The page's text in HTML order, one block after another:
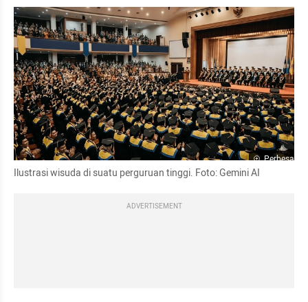
Perbesar
Ilustrasi wisuda di suatu perguruan tinggi. Foto: Gemini AI
ADVERTISEMENT